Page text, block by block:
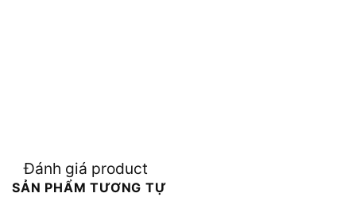
Đánh giá product
SẢN PHẨM TƯƠNG TỰ